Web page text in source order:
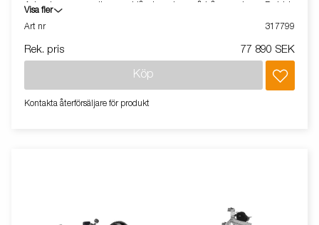
Adaptiva superrullar med låg inverkan på båtens skrov. Dubbla
Adaptiva vaggor som automatiskt anpassar sig till båtens skrov.
skyddad i båttrailerns chassi. Vattentäta hjullager förlänger
justera, vinschtornet är även utrustat med en extra
säkerhetsvajer för användning vid transport. Justerbar
teleskopisk belysningsenhet gör det lättare att använda
Visa fler
Art nr
317799
Rek. pris 77 890 SEK
Köp
Kontakta återförsäljare för produkt